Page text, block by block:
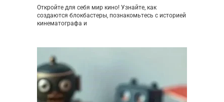
Откройте для себя мир кино! Узнайте, как
создаются блокбастеры, познакомьтесь с историей
кинематографа и